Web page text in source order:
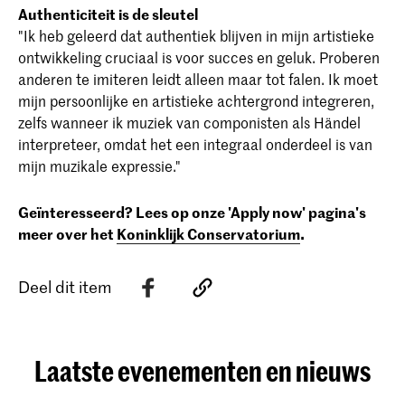
Authenticiteit is de sleutel
"Ik heb geleerd dat authentiek blijven in mijn artistieke
ontwikkeling cruciaal is voor succes en geluk. Proberen
anderen te imiteren leidt alleen maar tot falen. Ik moet
mijn persoonlijke en artistieke achtergrond integreren,
zelfs wanneer ik muziek van componisten als Händel
interpreteer, omdat het een integraal onderdeel is van
mijn muzikale expressie."
Geïnteresseerd? Leesop onze 'Apply now' pagina's
meer over het Koninklijk Conservatorium.
Deel dit item
Laatste evenementen en nieuws